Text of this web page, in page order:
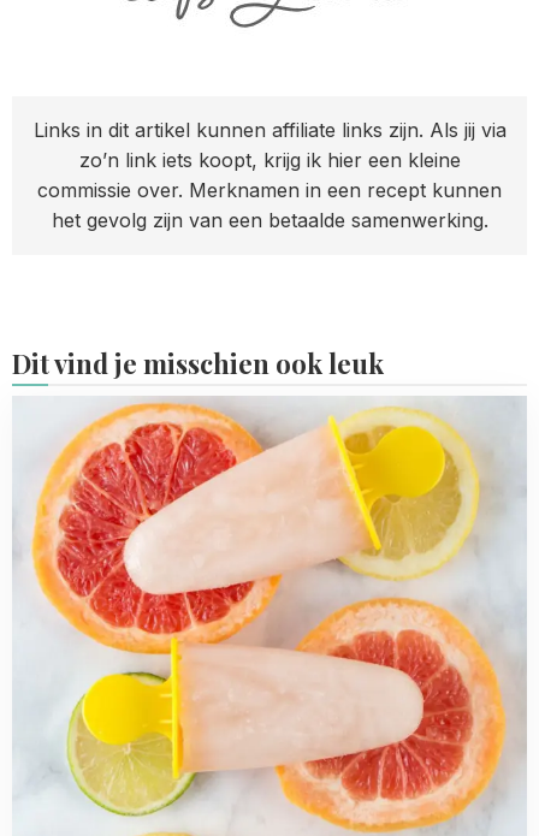
Links in dit artikel kunnen affiliate links zijn. Als jij via
zo’n link iets koopt, krijg ik hier een kleine
commissie over. Merknamen in een recept kunnen
het gevolg zijn van een betaalde samenwerking.
Dit vind je misschien ook leuk
about
14x
zelf
waterijsjes
maken